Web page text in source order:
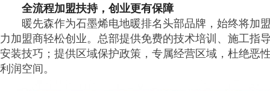
全流程加盟扶持，创业更有保障
暖先森作为石墨烯电地暖排名头部品牌，始终将加
力加盟商轻松创业。总部提供免费的技术培训、施工指
安装技巧；提供区域保护政策，专属经营区域，杜绝恶
利润空间。